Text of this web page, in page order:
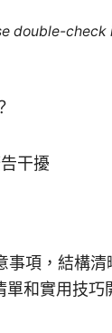
double-
干擾
項，結構清
和實用技巧